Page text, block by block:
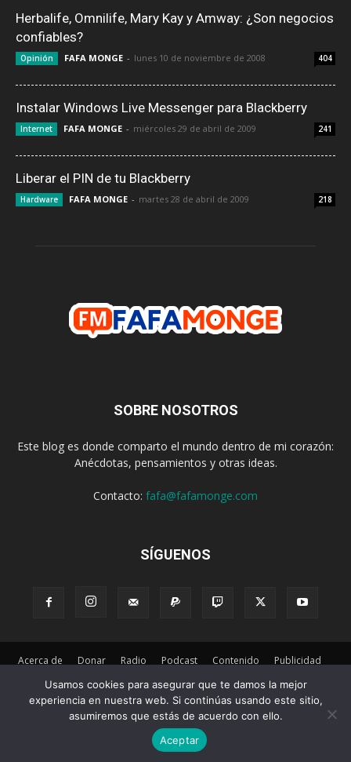
Herbalife, Omnilife, Mary Kay y Amway: ¿Son negocios
confiables?
Opinión FAFA MONGE - lunes 10 de noviembre de 2008 404
Instalar Windows Live Messenger para Blackberry
Internet FAFA MONGE - miércoles 29 de abril de 2009 241
Liberar el PIN de tu Blackberry
Hardware FAFA MONGE - martes 28 de abril de 2009 218
SOBRE NOSOTROS
Este blog es donde comparto el mundo dentro de mi corazón:
Anécdotas, pensamientos y otras ideas.
Contacto: fafa@fafamonge.com
SÍGUENOS
Acerca de Donar Radio Podcast Contenido
Publicidad
© 2026 Desarollado porEmpretel Networks
Ir a la versión móvil
Usamos cookies para asegurar que te damos la mejor
experiencia en nuestra web. Si continúas usando este sitio,
asumiremos que estás de acuerdo con ello.
Aceptar